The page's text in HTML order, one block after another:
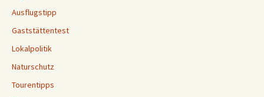
Ausflugstipp
Gaststättentest
Lokalpolitik
Naturschutz
Tourentipps